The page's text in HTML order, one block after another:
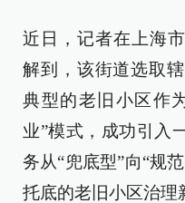
近日，记者在上海
解到，该街道选取
典型的老旧小区作
业”模式，成功引入
务从“兜底型”向“规
托底的老旧小区治理